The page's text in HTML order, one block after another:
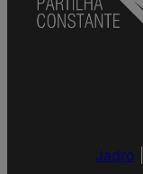
Jadro